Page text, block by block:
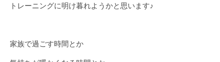
トレーニングに明け暮れようかと思います♪
家族で過ごす時間とか